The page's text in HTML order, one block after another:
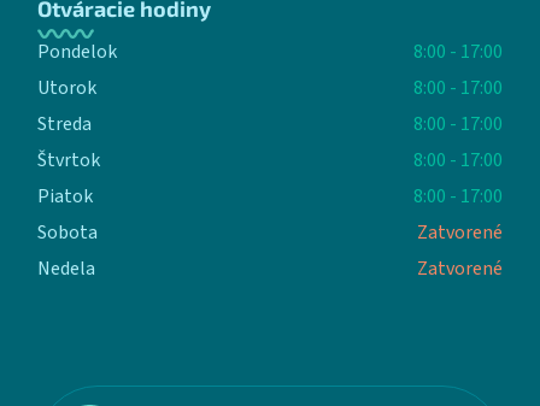
Otváracie hodiny
Pondelok
8:00 - 17:00
Utorok
8:00 - 17:00
Streda
8:00 - 17:00
Štvrtok
8:00 - 17:00
Piatok
8:00 - 17:00
Sobota
Zatvorené
Nedela
Zatvorené